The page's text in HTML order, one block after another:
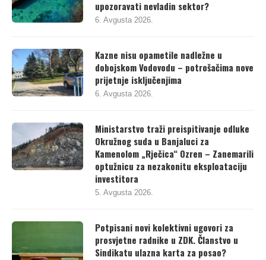
upozoravati nevladin sektor?
6. Avgusta 2026.
Kazne nisu opametile nadležne u
dobojskom Vodovodu – potrošačima nove
prijetnje isključenjima
6. Avgusta 2026.
Ministarstvo traži preispitivanje odluke
Okružnog suda u Banjaluci za
Kamenolom „Rječica“ Ozren – Zanemarili
optužnicu za nezakonitu eksploataciju
investitora
5. Avgusta 2026.
Potpisani novi kolektivni ugovori za
prosvjetne radnike u ZDK. Članstvo u
Sindikatu ulazna karta za posao?